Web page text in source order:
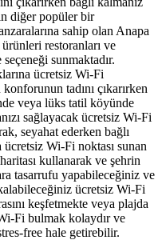
diğer popüler bir
sahip olan Anapa
restoranları ve
sunmaktadır.
ücretsiz Wi-Fi
tadını çıkarırken
veya lüks tatil köyünde
sağlayacak ücretsiz Wi-Fi
seyahat ederken bağlı
ücretsiz Wi-Fi noktası sunan
kullanarak ve şehrin
tasarrufu yapabileceğiniz ve
ücretsiz Wi-Fi
keşfetmekte veya plajda
Fi bulmak kolaydır ve
free hale getirebilir.